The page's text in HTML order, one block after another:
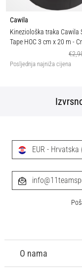
Cawila
Kineziološka traka Cawila
Tape HOC 3 cm x 20 m -
Posljednja najniža cijena
O nama
EUR -